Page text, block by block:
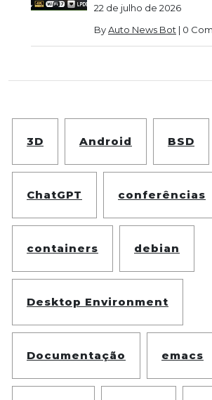
22 de julho de 2026
ByAuto News Bot | 0
3D Android BSD
ChatGPT conferências
containers debian
Desktop Environment
Documentação emacs